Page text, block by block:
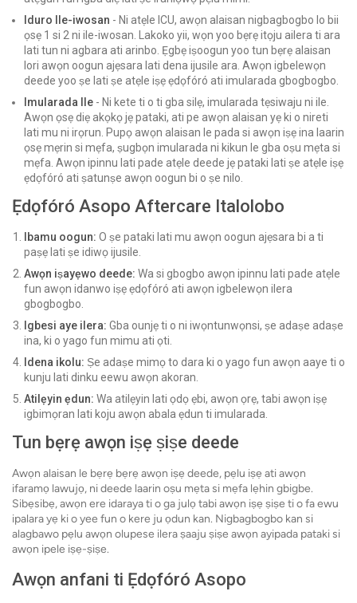
Iduro Ile-iwosan - Ni atẹle ICU, awọn alaisan nigbagbogbo lo bii
ọsẹ 1 si 2 ni ile-iwosan. Lakoko yii, wọn yoo bẹrẹ itọju ailera ti ara
lati tun ni agbara ati arinbo. Ẹgbẹ iṣoogun yoo tun bẹrẹ alaisan
lori awọn oogun ajẹsara lati dena ijusile ara. Awọn igbelewọn
deede yoo ṣe lati ṣe atẹle iṣẹ ẹdọfóró ati imularada gbogbogbo.
Imularada Ile - Ni kete ti o ti gba silẹ, imularada tẹsiwaju ni ile.
Awọn ọsẹ diẹ akọkọ jẹ pataki, ati pe awọn alaisan yẹ ki o nireti
lati mu ni irọrun. Pupọ awọn alaisan le pada si awọn iṣẹ ina laarin
ọsẹ mẹrin si mẹfa, ṣugbọn imularada ni kikun le gba oṣu mẹta si
mẹfa. Awọn ipinnu lati pade atẹle deede jẹ pataki lati ṣe atẹle iṣẹ
ẹdọfóró ati ṣatunṣe awọn oogun bi o ṣe nilo.
Ẹdọfóró Asopo Aftercare Italolobo
Ibamu oogun: O ṣe pataki lati mu awọn oogun ajẹsara bi a ti
paṣẹ lati ṣe idiwọ ijusile.
Awọn iṣayẹwo deede: Wa si gbogbo awọn ipinnu lati pade atẹle
fun awọn idanwo iṣẹ ẹdọfóró ati awọn igbelewọn ilera
gbogbogbo.
Igbesi aye ilera: Gba ounjẹ ti o ni iwọntunwọnsi, ṣe adaṣe adaṣe
ina, ki o yago fun mimu ati ọti.
Idena ikolu: Ṣe adaṣe mimọ to dara ki o yago fun awọn aaye ti o
kunju lati dinku eewu awọn akoran.
Atilẹyin ẹdun: Wa atilẹyin lati ọdọ ẹbi, awọn ọrẹ, tabi awọn iṣẹ
igbimọran lati koju awọn abala ẹdun ti imularada.
Tun bẹrẹ awọn iṣẹ ṣiṣe deede
Awọn alaisan le bẹrẹ bẹrẹ awọn iṣẹ deede, pẹlu iṣẹ ati awọn
ifaramọ lawujọ, ni deede laarin oṣu mẹta si mẹfa lẹhin gbigbe.
Sibẹsibẹ, awọn ere idaraya ti o ga julọ tabi awọn iṣẹ ṣiṣe ti o fa ewu
ipalara yẹ ki o yee fun o kere ju ọdun kan. Nigbagbogbo kan si
alagbawo pẹlu awọn olupese ilera ṣaaju ṣiṣe awọn ayipada pataki si
awọn ipele iṣẹ-ṣiṣe.
Awọn anfani ti Ẹdọfóró Asopo